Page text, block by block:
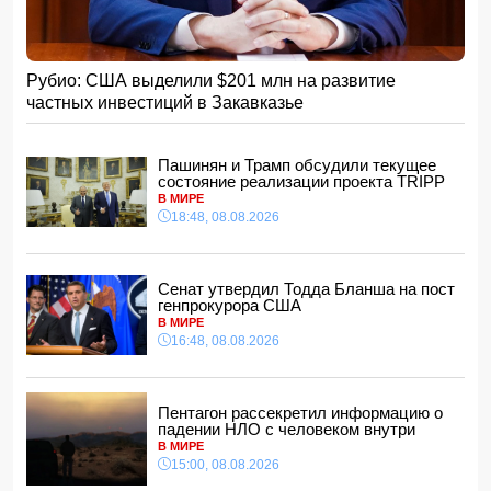
15:48, 08.08.2026
Умер отец Лионеля Месси
15:28, 08.08.2026
Хикмет Гаджиев: Ильхам Алиев одержал победу и в
войне, и в мире- ВИДЕО
15:08, 08.08.2026
Пентагон рассекретил информацию о падении НЛО с
человеком внутри
15:00, 08.08.2026
Белый, черный или яркий: психолог объяснила, как цвет
14:48, 08.08.2026
Зеленский встретился с Вучичем
14:40, 08.08.2026
В Азербайджане ожидается жара до 41 градуса —
объявлено предупреждение
14:34, 08.08.2026
В Агдашском районе расследуется конфликт, связанный
с церемонией помолвки с участием
несовершеннолетней
14:28, 08.08.2026
Рубио: США выделили $201 млн на развитие
частных инвестиций в Закавказье
Пашинян и Трамп обсудили текущее
состояние реализации проекта TRIPP
В МИРЕ
18:48, 08.08.2026
Сенат утвердил Тодда Бланша на пост
генпрокурора США
В МИРЕ
16:48, 08.08.2026
Пентагон рассекретил информацию о
падении НЛО с человеком внутри
В МИРЕ
15:00, 08.08.2026